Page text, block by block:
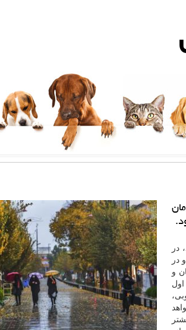
(شنبه) ۳۰ اسفند، در
در
و